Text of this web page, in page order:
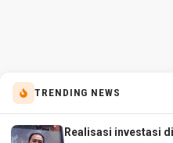
TRENDING NEWS
Realisasi investasi